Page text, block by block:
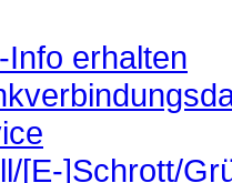
Info erhalten
[E-]Schrott/